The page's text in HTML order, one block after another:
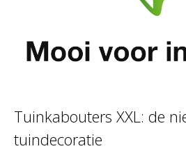
Tuinkabouters XXL: de
tuindecoratie